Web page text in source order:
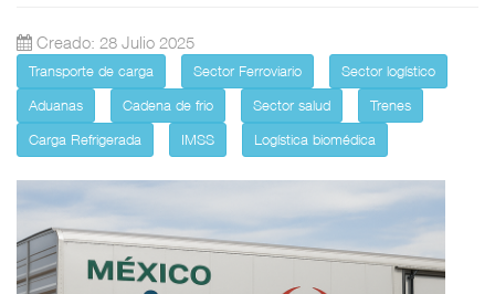
Creado: 28 Julio 2025
Transporte de carga Sector Ferroviario
Sector logístico
Aduanas
Cadena de frio Sector salud
Trenes
Carga Refrigerada
IMSS Logística biomédica